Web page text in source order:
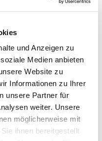
und Anzeigen zu
Medien anbieten
Website zu
Informationen zu Ihrer
unsere Partner für
weiter. Unsere
möglicherweise mit
ihnen bereitgestellt
40 X 50 X 40 CM